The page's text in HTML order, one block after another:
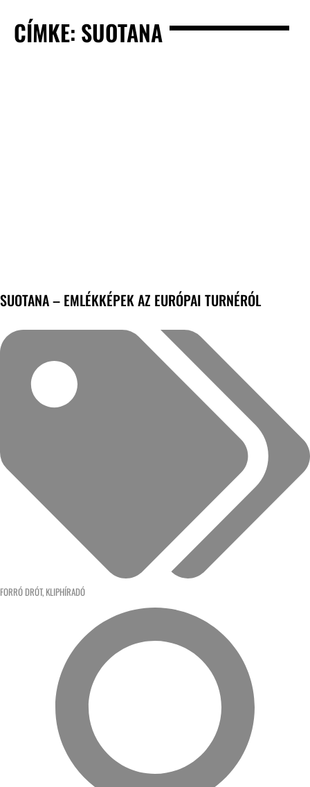
CÍMKE: SUOTANA
SUOTANA – EMLÉKKÉPEK AZ EURÓPAI TURNÉRÓL
FORRÓ DRÓT, KLIPHÍRADÓ